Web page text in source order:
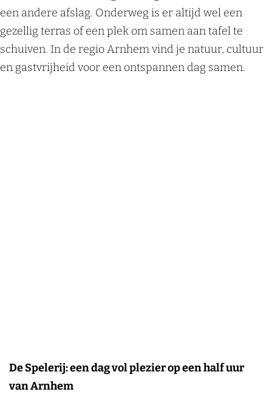
een andere afslag. Onderweg is er altijd wel een
gezellig terras of een plek om samen aan tafel te
schuiven. In de regio Arnhem vind je natuur, cultuur
en gastvrijheid voor een ontspannen dag samen.
De Spelerij: een dag vol plezier op een half uur
van Arnhem